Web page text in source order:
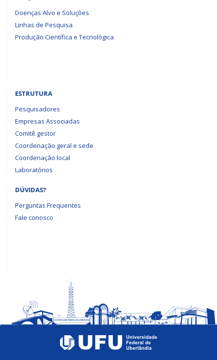
Doenças Alvo e Soluções
Linhas de Pesquisa
Produção Científica e Tecnológica
ESTRUTURA
Pesquisadores
Empresas Associadas
Comitê gestor
Coordenação geral e sede
Coordenação local
Laboratórios
DÚVIDAS?
Perguntas Frequentes
Fale conosco